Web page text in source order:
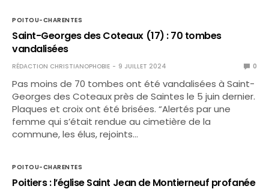
POITOU-CHARENTES
Saint-Georges des Coteaux (17) : 70 tombes
vandalisées
RÉDACTION CHRISTIANOPHOBIE 9 JUILLET 2024 0
Pas moins de 70 tombes ont été vandalisées à Saint-
Georges des Coteaux près de Saintes le 5 juin dernier.
Plaques et croix ont été brisées. “Alertés par une
femme qui s’était rendue au cimetière de la
commune, les élus, rejoints…
POITOU-CHARENTES
Poitiers : l’église Saint Jean de Montierneuf profanée